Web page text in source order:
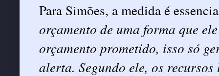
Para Simões, a medida é
orçamento de uma forma que
orçamento prometido, isso só
alerta. Segundo ele, os